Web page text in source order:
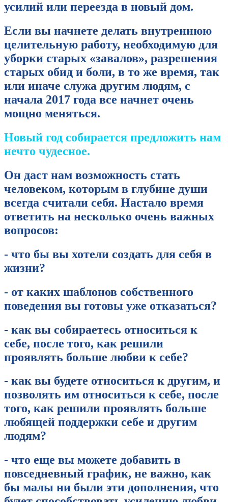
усилий или переезда в новый дом.
Если вы начнете делать внутреннюю
целительную работу, необходимую для
уборки старых «завалов», разрешения
старых обид и боли, в то же время, так
или иначе служа другим людям, с
начала 2017 года все начнет очень
мощно меняться.
Новый год собирается предложить нам
нечто чудесное.
Он даст нам возможность стать
человеком, которым в глубине души
всегда считали себя. Настало время
ответить на несколько очень важных
вопросов:
- что бы вы хотели создать для себя в
жизни?
- от каких шаблонов собственного
поведения вы готовы уже отказаться?
- как вы собираетесь относиться к
себе, после того, как решили
проявлять больше любви к себе?
- как вы будете относиться к другим, и
позволять им относиться к себе, после
того, как решили проявлять больше
любящей поддержки себе и другим
людям?
- что еще вы можете добавить в
повседневный график, не важно, как
бы малы ни были эти дополнения, что